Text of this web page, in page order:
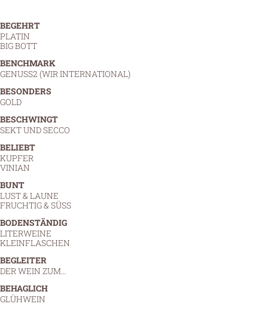
BEGEHRT
PLATIN
BIG BOTT
BENCHMARK
GENUSS2 (WIR INTERNATIONAL)
BESONDERS
GOLD
BESCHWINGT
SEKT UND SECCO
BELIEBT
KUPFER
VINIAN
BUNT
LUST & LAUNE
FRUCHTIG & SÜSS
BODENSTÄNDIG
LITERWEINE
KLEINFLASCHEN
BEGLEITER
DER WEIN ZUM…
BEHAGLICH
GLÜHWEIN